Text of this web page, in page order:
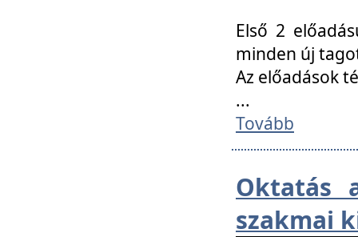
Első 2
minden új
Az előadások
...
Tovább
Oktatás
szakmai